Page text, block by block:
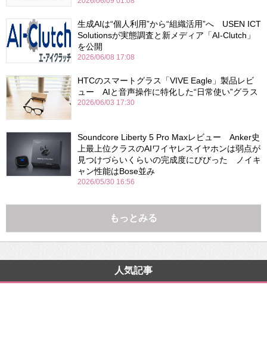
生成AIは“個人利用”から“組織活用”へ USEN ICT
Solutionsが実態調査と新メディア「AI-Clutch」
を公開
2026/06/08 17:08
HTCのスマートグラス「VIVE Eagle」製品レビ
ュー AIと音声操作に特化した“日常使い”グラス
2026/06/03 17:30
Soundcore Liberty 5 Pro Maxレビュー Anker史
上最上位クラスのAIワイヤレスイヤホンは弱点が
見つけづらいくらいの完成度にびびった ノイキ
ャン性能はBose並み
2026/05/30 16:56
もっとみる
人気記事